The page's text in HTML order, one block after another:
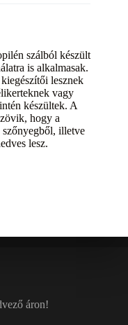
szálból készült
is alkalmasak.
lesznek
vagy
készültek. A
hogy a
szőnyegből, illetve
lesz.
áron!